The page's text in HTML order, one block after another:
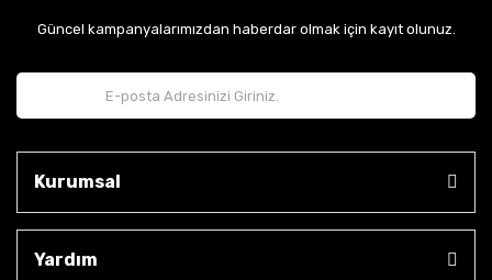
Güncel kampanyalarımızdan haberdar olmak için kayıt olunuz.
Kurumsal
Yardım